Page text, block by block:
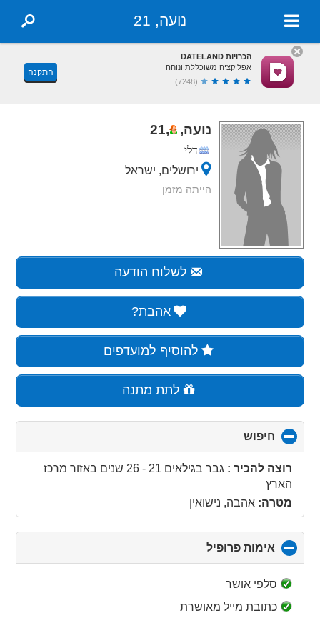
נועה, 21
הכרויות DATELAND
אפליקציה משוכללת ונוחה
(7248)
התקנה
נועה, ,
21
דלי
ירושלים, ישראל
הייתה מזמן
לשלוח הודעה
אהבת?
להוסיף למועדפים
לתת מתנה
חיפוש
to
collapseרוצה להכיר : גבר בגילאים 21 - 26 שנים באזור מרכז
הארץ
מטרה: אהבה, נישואין
אימות פרופיל
to
סלפי אושר
כתובת מייל מאושרת